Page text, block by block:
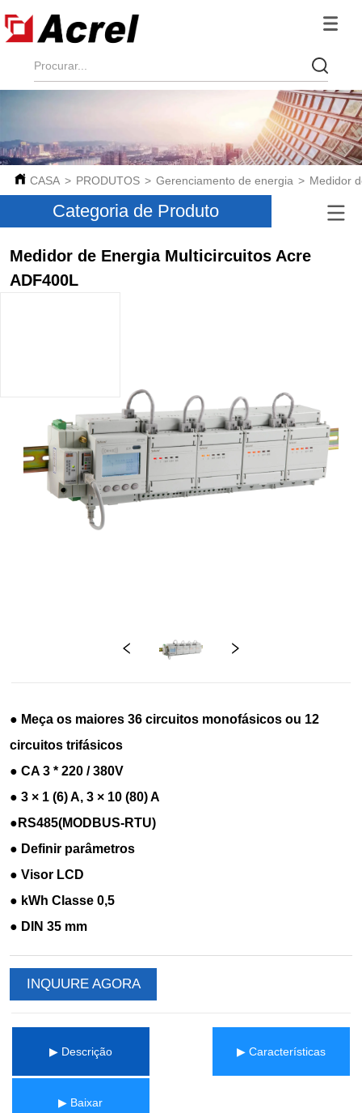
CASA > PRODUTOS > Gerenciamento de energia > Medidor
Categoria de Produto
Medidor de Energia Multicircuitos Acre
ADF400L
INQUURE AGORA
▶ Descrição ▶ Características
▶ Baixar